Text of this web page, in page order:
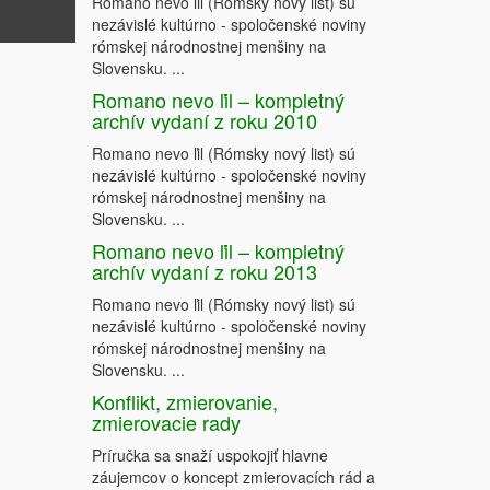
nezávislé kultúrno - spoločenské noviny
rómskej národnostnej menšiny na
Slovensku. ...
Romano nevo ľil – kompletný
archív vydaní z roku 2010
Romano nevo ľil (Rómsky nový list) sú
nezávislé kultúrno - spoločenské noviny
rómskej národnostnej menšiny na
Slovensku. ...
Romano nevo ľil – kompletný
archív vydaní z roku 2013
Romano nevo ľil (Rómsky nový list) sú
nezávislé kultúrno - spoločenské noviny
rómskej národnostnej menšiny na
Slovensku. ...
Konflikt, zmierovanie,
zmierovacie rady
Príručka sa snaží uspokojiť hlavne
záujemcov o koncept zmierovacích rád a